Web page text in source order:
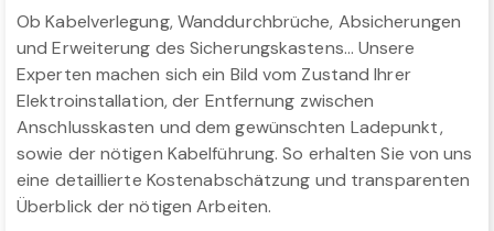
Ob Kabelverlegung, Wanddurchbrüche, Absicherungen
und Erweiterung des Sicherungskastens… Unsere
Experten machen sich ein Bild vom Zustand Ihrer
Elektroinstallation, der Entfernung zwischen
Anschlusskasten und dem gewünschten Ladepunkt,
sowie der nötigen Kabelführung. So erhalten Sie von uns
eine detaillierte Kostenabschätzung und transparenten
Überblick der nötigen Arbeiten.